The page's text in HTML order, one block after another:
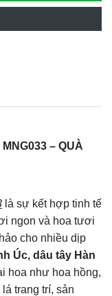
– QUÀ
là sự kết hợp tinh tế
ngon và hoa tươi
cho nhiều dịp
Úc, dâu tây Hàn
hoa như hoa hồng,
trang trí, sản